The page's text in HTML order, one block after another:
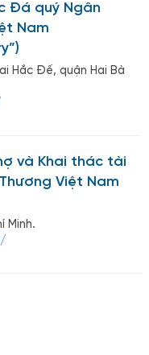
Đá quý Ngân
Nam
Hắc Đế, quận Hai Bà
và Khai thác tài
Việt Nam
Minh.